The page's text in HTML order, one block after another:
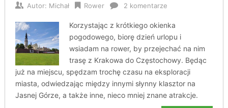
Autor: Michał Rower 2 komentarze
Korzystając z krótkiego okienka
pogodowego, biorę dzień urlopu i
wsiadam na rower, by przejechać na nim
trasę z Krakowa do Częstochowy. Będąc
już na miejscu, spędzam trochę czasu na eksploracji
miasta, odwiedzając między innymi słynny klasztor na
Jasnej Górze, a także inne, nieco mniej znane atrakcje.